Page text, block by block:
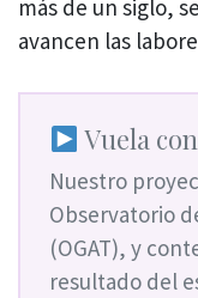
más de un siglo,
avancen las
Vuela
Nuestro
Observatorio
(OGAT), y
resultado del